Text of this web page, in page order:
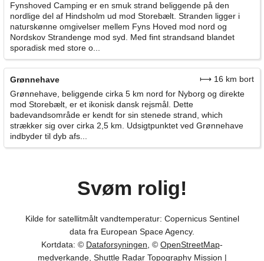
Fynshoved Camping er en smuk strand beliggende på den
nordlige del af Hindsholm ud mod Storebælt. Stranden ligger i
naturskønne omgivelser mellem Fyns Hoved mod nord og
Nordskov Strandenge mod syd. Med fint strandsand blandet
sporadisk med store o...
Grønnehave
⟼ 16 km bort
Grønnehave, beliggende cirka 5 km nord for Nyborg og direkte
mod Storebælt, er et ikonisk dansk rejsmål. Dette
badevandsområde er kendt for sin stenede strand, which
strækker sig over cirka 2,5 km. Udsigtpunktet ved Grønnehave
indbyder til dyb afs...
Svøm rolig!
Kilde for satellitmålt vandtemperatur: Copernicus Sentinel
data fra European Space Agency.
Kortdata: © Dataforsyningen , © OpenStreetMap-
medverkande, Shuttle Radar Topography Mission |